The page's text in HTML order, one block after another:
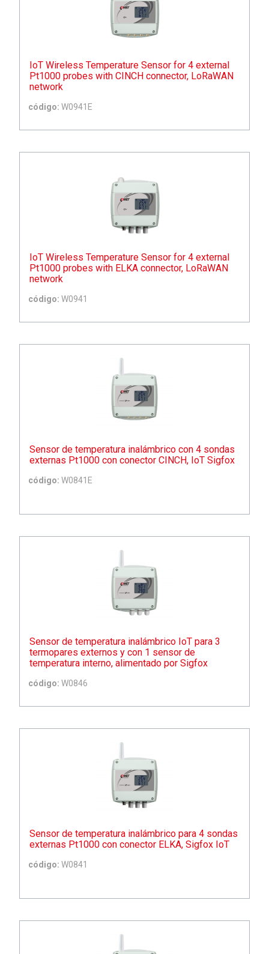
IoT Wireless Temperature Sensor for 4 external
Pt1000 probes with CINCH connector, LoRaWAN
network
código: W0941E
IoT Wireless Temperature Sensor for 4 external
Pt1000 probes with ELKA connector, LoRaWAN
network
código: W0941
Sensor de temperatura inalámbrico con 4 sondas
externas Pt1000 con conector CINCH, IoT Sigfox
código: W0841E
Sensor de temperatura inalámbrico IoT para 3
termopares externos y con 1 sensor de
temperatura interno, alimentado por Sigfox
código: W0846
Sensor de temperatura inalámbrico para 4 sondas
externas Pt1000 con conector ELKA, Sigfox IoT
código: W0841